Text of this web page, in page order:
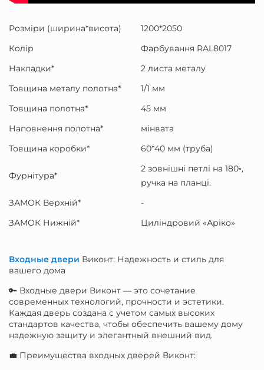
Розміри (ширина*висота)
1200*2050
Колір
Фарбування RAL8017
Накладки*
2 листа металу
Товщина металу полотна*
1/1 мм
Товщина полотна*
45 мм
Наповнення полотна*
мінвата
Товщина коробки*
60*40 мм (труба)
Фурнітура*
2 зовнішні петлі на 180◦,
ручка на планці.
ЗАМОК Верхній*
-
ЗАМОК Нижній*
Циліндровий «Аріко»
Входные двери Виконт: Надежность и стиль для
вашего дома
🔑 Входные двери Виконт — это сочетание
современных технологий, прочности и эстетики.
Каждая дверь создана с учетом самых высоких
стандартов качества, чтобы обеспечить вашему дому
надежную защиту и элегантный внешний вид.
💼 Преимущества входных дверей Виконт: